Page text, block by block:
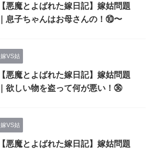
【悪魔とよばれた嫁日記】嫁姑問題
｜息子ちゃんはお母さんの！⑩〜
嫁VS姑
【悪魔とよばれた嫁日記】嫁姑問題
｜欲しい物を盗って何が悪い！㊱
嫁VS姑
【悪魔とよばれた嫁日記】嫁姑問題